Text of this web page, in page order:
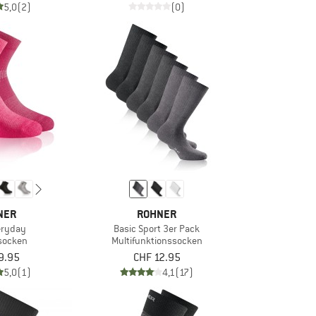
5,0(2) (0)
5,0(1)
ROHNER
Basic Sport 3er Pack
Multifunktionssocken
CHF 12.95
4,1(17)